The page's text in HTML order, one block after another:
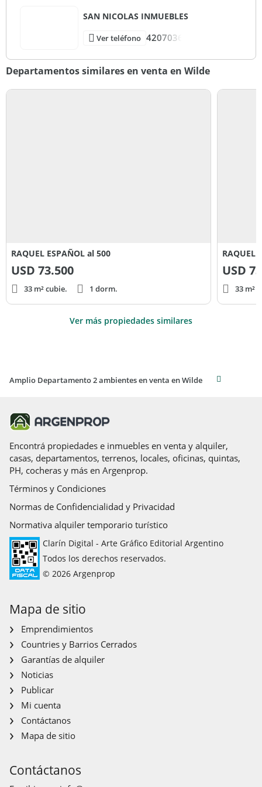
nosotros para obtener más información o programar una
visita. ¡Te esperamos para mostrarte este maravilloso
SAN NICOLAS INMUEBLES
Ver teléfono 4207036
Departamentos similares en venta en Wilde
RAQUEL ESPAÑOL al 500
USD 73.500
33 m² cubie. 1 dorm.
RAQUEL
USD
33 m²
Ver más propiedades similares
Amplio Departamento 2 ambientes en venta en Wilde
Encontrá propiedades e inmuebles en venta y alquiler,
casas, departamentos, terrenos, locales, oficinas, quintas,
PH, cocheras y más en Argenprop.
Términos y Condiciones
Normas de Confidencialidad y Privacidad
Normativa alquiler temporario turístico
Clarín Digital - Arte Gráfico Editorial Argentino
Todos los derechos reservados.
© 2026 Argenprop
Mapa de sitio
Emprendimientos
Countries y Barrios Cerrados
Garantías de alquiler
Noticias
Publicar
Mi cuenta
Contáctanos
Mapa de sitio
Contáctanos